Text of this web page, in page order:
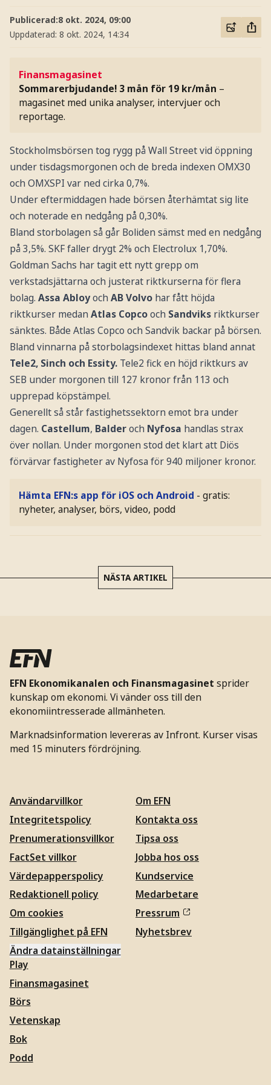
Publicerad:8 okt. 2024, 09:00
Uppdaterad: 8 okt. 2024, 14:34
Finansmagasinet
Sommarerbjudande! 3 mån för 19 kr/mån –
magasinet med unika analyser, intervjuer och
reportage.
Stockholmsbörsen tog rygg på Wall Street vid öppning
under tisdagsmorgonen och de breda indexen OMX30
och OMXSPI var ned cirka 0,7%.
Under eftermiddagen hade börsen återhämtat sig lite
och noterade en nedgång på 0,30%.
Bland storbolagen så går Boliden sämst med en nedgång
på 3,5%. SKF faller drygt 2% och Electrolux 1,70%.
Goldman Sachs har tagit ett nytt grepp om
verkstadsjättarna och justerat riktkurserna för flera
bolag. Assa Abloyoch AB Volvohar fått höjda
riktkurser medan Atlas Copcooch Sandviksriktkurser
sänktes. Både Atlas Copco och Sandvik backar på börsen.
Bland vinnarna på storbolagsindexet hittas bland annat
Tele2, Sinch och Essity. Tele2 fick en höjd riktkurs av
SEB under morgonen till 127 kronor från 113 och
upprepad köpstämpel.
Generellt så står fastighetssektorn emot bra under
dagen. Castellum, Balderoch Nyfosa handlas strax
över nollan. Under morgonen stod det klart att Diös
förvärvar fastigheter av Nyfosa för 940 miljoner kronor.
Hämta EFN:s app för iOS och Android - gratis:
nyheter, analyser, börs, video, podd
NÄSTA ARTIKEL
EFN Ekonomikanalen och Finansmagasinet sprider
kunskap om ekonomi. Vi vänder oss till den
ekonomiintresserade allmänheten.
Marknadsinformation levereras av Infront. Kurser visas
med 15 minuters fördröjning.
Användarvillkor
Integritetspolicy
Prenumerationsvillkor
FactSet villkor
Värdepapperspolicy
Redaktionell policy
Om cookies
Tillgänglighet på EFN
Ändra datainställningar
Om EFN
Kontakta oss
Tipsa oss
Jobba hos oss
Kundservice
Medarbetare
Pressrum
Nyhetsbrev
Play
Finansmagasinet
Börs
Vetenskap
Bok
Podd